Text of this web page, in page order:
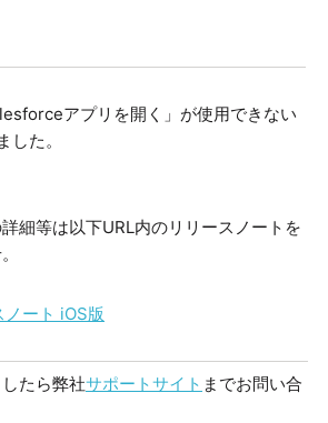
アプリを開く」が使用できない
した。
細等は以下URL内のリリースノートを
ノート iOS版
たら弊社サポートサイト までお問い合